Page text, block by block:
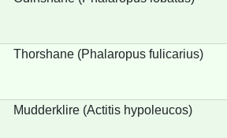
Thorshane (Phalaropus fulicarius)
Mudderklire (Actitis hypoleucos)